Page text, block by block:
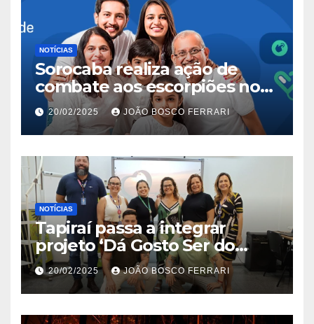
NOTÍCIAS
Sorocaba realiza ação de
combate aos escorpiões no
Jardim São Carlos
20/02/2025 JOÃO BOSCO FERRARI
NOTÍCIAS
Tapiraí passa a integrar
projeto ‘Dá Gosto Ser do
Ribeira’ | ASN São Paulo
20/02/2025 JOÃO BOSCO FERRARI